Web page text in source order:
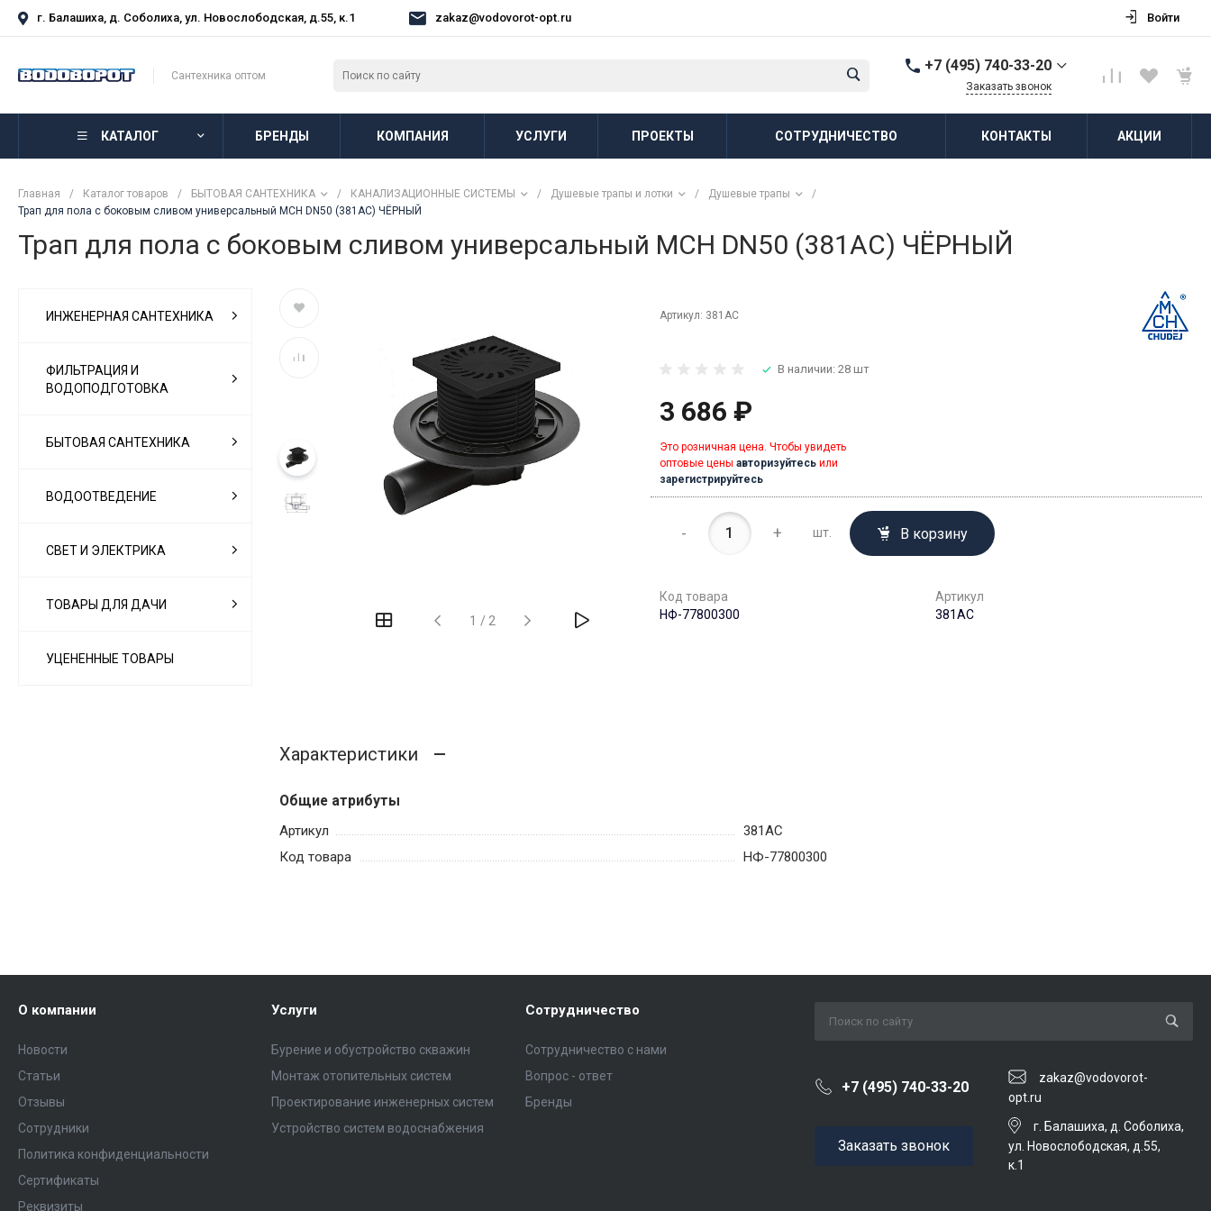
г. Балашиха, д. Соболиха, ул. Новослободская, д.55, к.1 zakaz@vodovorot-opt.ru Войти
Сантехника оптом
+7 (495) 740-33-20
г. Балашиха, д.
Заказать звонок
КАТАЛОГ БРЕНДЫ КОМПАНИЯ УСЛУГИ ПРОЕКТЫ СОТРУДНИЧЕСТВО КОНТАКТЫ АКЦИИ
Главная / Каталог товаров / БЫТОВАЯ САНТЕХНИКА / КАНАЛИЗАЦИОННЫЕ СИСТЕМЫ / Душевые трапы и лотки / Душевые трапы
/
Трап для пола с боковым сливом универсальный MCH DN50 (381AC) ЧЁРНЫЙ
Трап для пола с боковым сливом универсальный MCH DN50 (381AC) ЧЁРНЫЙ
ИНЖЕНЕРНАЯ САНТЕХНИКА
ФИЛЬТРАЦИЯ И
ВОДОПОДГОТОВКА
БЫТОВАЯ САНТЕХНИКА
ВОДООТВЕДЕНИЕ
СВЕТ И ЭЛЕКТРИКА
ТОВАРЫ ДЛЯ ДАЧИ
УЦЕНЕННЫЕ ТОВАРЫ
1 / 2
Артикул: 381AC
В наличии: 28 шт
3 686 ₽
Это розничная цена. Чтобы увидеть
оптовые цены авторизуйтесьили
зарегистрируйтесь
- + шт. В корзину
Код товара
НФ-77800300
Артикул
381AC
Характеристики
Общие атрибуты
Артикул
381AC
Код товара
НФ-77800300
О компании
Новости
Статьи
Отзывы
Сотрудники
Политика конфиденциальности
Сертификаты
Реквизиты
Услуги
Бурение и обустройство скважин
Монтаж отопительных систем
Проектирование инженерных систем
Устройство систем водоснабжения
Сотрудничество
Сотрудничество с нами
Вопрос - ответ
Бренды
+7 (495) 740-33-20
zakaz@vodovorot-
opt.ru
Заказать звонок
г. Балашиха, д. Соболиха,
ул. Новослободская, д.55,
к.1